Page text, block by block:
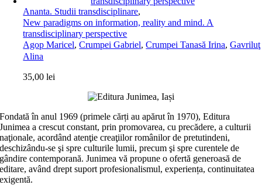
Ananta. Studii transdisciplinare,
New paradigms on information, reality and mind. A
transdisciplinary perspective
Agop Maricel,Crumpei Gabriel,Crumpei Tanasă Irina,Gavriluţ
Alina
35,00lei
Fondată în anul 1969 (primele cărți au apărut în 1970), Editura
Junimea a crescut constant, prin promovarea, cu precădere, a culturii
naţionale, acordând atenţie creaţiilor românilor de pretutindeni,
deschizându-se şi spre culturile lumii, precum şi spre curentele de
gândire contemporană. Junimea vă propune o ofertă generoasă de
editare, având drept suport profesionalismul, experiența, continuitatea
exigentă.